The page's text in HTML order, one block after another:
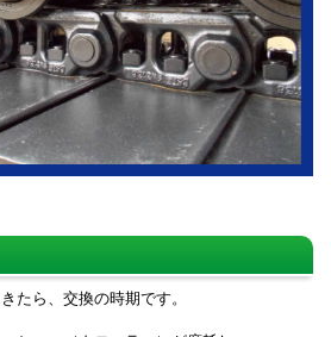
たら、交換の時期です。